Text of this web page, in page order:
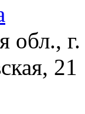
обл.,
21